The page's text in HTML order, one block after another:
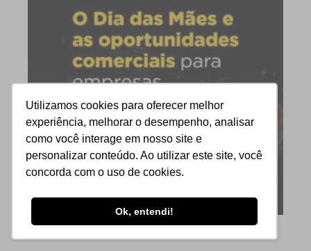
Utilizamos cookies para oferecer melhor
experiência, melhorar o desempenho, analisar
como você interage em nosso site e
personalizar conteúdo. Ao utilizar este site, você
concorda com o uso de cookies.
Ok, entendi!